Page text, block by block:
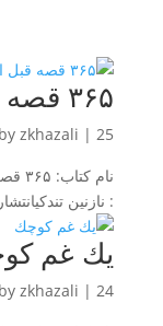
۳۶۵ قصه قبل از خواب
byzkhazali |25 ژوئن 2020
نام
: نازنین
يك غم
byzkhazali |24 ژوئن 2020